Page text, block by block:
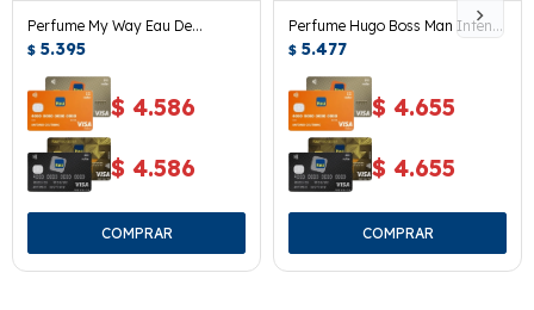
Perfume My Way Eau De
Parfum Nectar 30 Ml.
$ 5.395
$ 4.586
$ 4.586
Perfume Hugo Boss Man Intense
Edp 75 Ml.
$ 5.477
$ 4.655
$ 4.655